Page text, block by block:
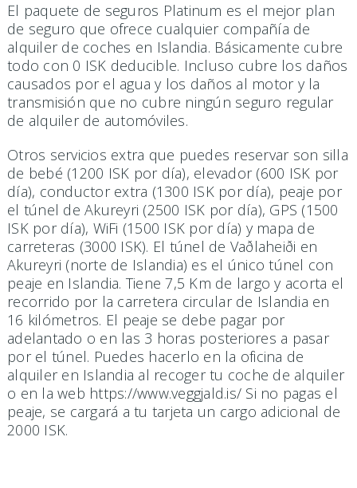
El paquete de seguros Platinum es el mejor plan
de seguro que ofrece cualquier compañía de
alquiler de coches en Islandia. Básicamente cubre
todo con 0 ISK deducible. Incluso cubre los daños
causados ​​por el agua y los daños al motor y la
transmisión que no cubre ningún seguro regular
de alquiler de automóviles.
Otros servicios extra que puedes reservar son silla
de bebé (1200 ISK por día), elevador (600 ISK por
día), conductor extra (1300 ISK por día), peaje por
el túnel de Akureyri (2500 ISK por día), GPS (1500
ISK por día), WiFi (1500 ISK por día) y mapa de
carreteras (3000 ISK). El túnel de Vaðlaheiði en
Akureyri (norte de Islandia) es el único túnel con
peaje en Islandia. Tiene 7,5 Km de largo y acorta el
recorrido por la carretera circular de Islandia en
16 kilómetros. El peaje se debe pagar por
adelantado o en las 3 horas posteriores a pasar
por el túnel. Puedes hacerlo en la oficina de
alquiler en Islandia al recoger tu coche de alquiler
o en la web https://www.veggjald.is/ Si no pagas el
peaje, se cargará a tu tarjeta un cargo adicional de
2000 ISK.